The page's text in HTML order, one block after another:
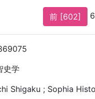
前 [602]
史学
Shigaku ; Sophia